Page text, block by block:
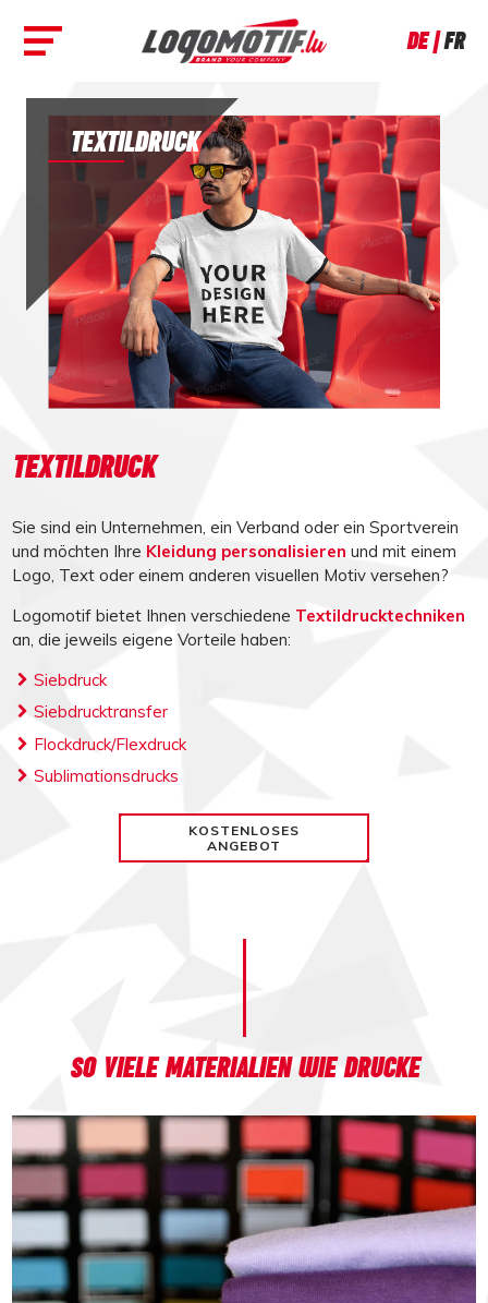
DE FR
TEXTILDRUCK
TEXTILDRUCK
Sie sind ein Unternehmen, ein Verband oder ein Sportverein
und möchten Ihre Kleidung personalisieren und mit einem
Logo, Text oder einem anderen visuellen Motiv versehen?
Logomotif bietet Ihnen verschiedene Textildrucktechniken
an, die jeweils eigene Vorteile haben:
Siebdruck
Siebdrucktransfer
Flockdruck/Flexdruck
Sublimationsdrucks
KOSTENLOSES
ANGEBOT
SO VIELE MATERIALIEN WIE DRUCKE